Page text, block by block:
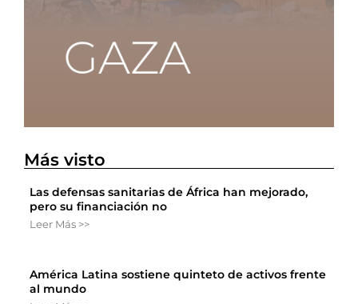
Más visto
Las defensas sanitarias de África han mejorado,
pero su financiación no
Leer Más >>
América Latina sostiene quinteto de activos frente
al mundo